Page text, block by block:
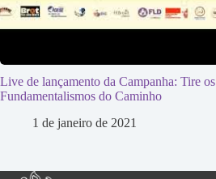
Live de lançamento da Campanha: Tire os
Fundamentalismos do Caminho
1 de janeiro de 2021